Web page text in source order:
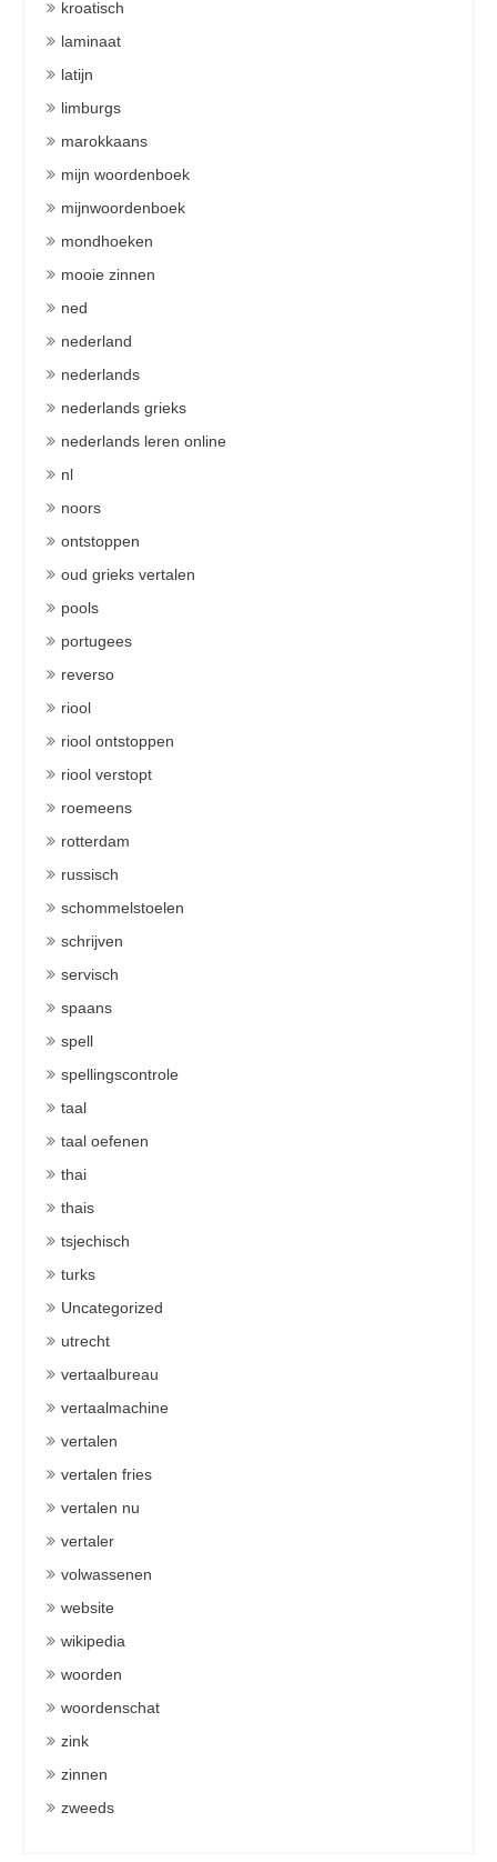
kroatisch
laminaat
latijn
limburgs
marokkaans
mijn woordenboek
mijnwoordenboek
mondhoeken
mooie zinnen
ned
nederland
nederlands
nederlands grieks
nederlands leren online
nl
noors
ontstoppen
oud grieks vertalen
pools
portugees
reverso
riool
riool ontstoppen
riool verstopt
roemeens
rotterdam
russisch
schommelstoelen
schrijven
servisch
spaans
spell
spellingscontrole
taal
taal oefenen
thai
thais
tsjechisch
turks
Uncategorized
utrecht
vertaalbureau
vertaalmachine
vertalen
vertalen fries
vertalen nu
vertaler
volwassenen
website
wikipedia
woorden
woordenschat
zink
zinnen
zweeds